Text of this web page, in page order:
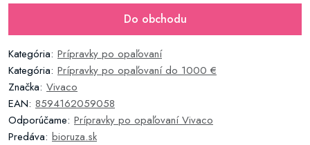
Do obchodu
Kategória: Prípravky po opaľovaní
Kategória: Prípravky po opaľovaní do 1000 €
Značka: Vivaco
EAN: 8594162059058
Odporúčame: Prípravky po opaľovaní Vivaco
Predáva: bioruza.sk